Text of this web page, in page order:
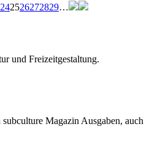
242526272829…
und Freizeitgestaltung.
Magazin Ausgaben, auch